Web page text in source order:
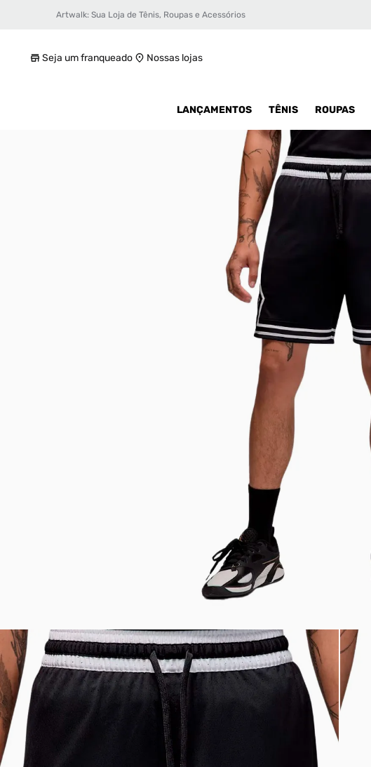
Artwalk: Sua Loja de Tênis, Roupas e Acessórios
Seja um franqueado Nossas lojas
LANÇAMENTOS TÊNIS ROUPAS
Shorts Jordan Dri-Fit Sport Masculino